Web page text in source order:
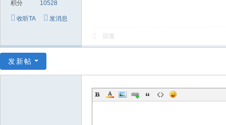
伴
下
积分 10528
收听TA 发消息
回复
发新帖